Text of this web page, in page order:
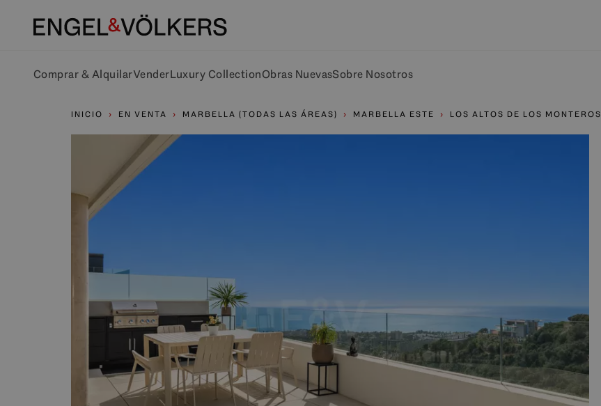
Comprar & AlquilarVenderLuxury CollectionObras NuevasSobre Nosotros
INICIO EN VENTA MARBELLA (TODAS LAS ÁREAS) MARBELLA ESTE LOS ALTOS DE LOS MONTEROS